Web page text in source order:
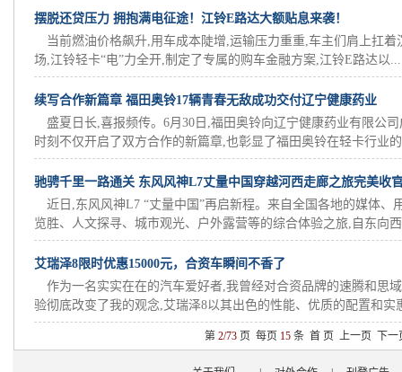
摆脱还贷压力 拥抱满电征途！江铃E路达大额贴息来袭！
当前燃油价格飙升,用车成本陡增,运输压力重重,车主们肩上扛
场,江铃轻卡“电”力全开,制定了专属的购车金融方案,江铃E路达以...
续写合作新篇章 福田奥铃17辆青春无敌成功交付辽宁健康药业
盛夏日长,喜报频传。6月30日,福田奥铃向辽宁健康药业有限公
时刻不仅开启了双方合作的新篇章,也彰显了福田奥铃在轻卡行业
驰骋千里一路通关 东风风神L7丈量中国穿越河西走廊之旅完美收
近日,东风风神L7 “丈量中国”再启新程。来自全国各地的媒体、
览胜、人文探寻、城市观光、户外露营等的综合体验之旅,自东向
艾瑞泽8限时优惠15000元，合资车瞬间不香了
作为一名实实在在的汽车爱好者,我曾经对合资品牌的速腾和思
验彻底改变了我的观念,艾瑞泽8以其出色的性能、优质的配置和实
第 2/73 页 每页 15 条 首 页 上一页 下